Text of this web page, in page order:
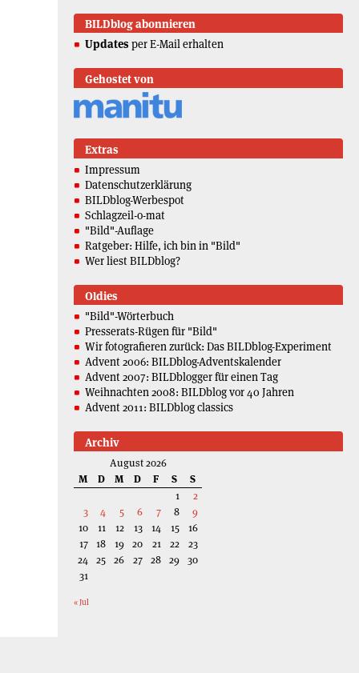
BILDblog abonnieren
Updates per E-Mail erhalten
Gehostet von
Extras
Impressum
Datenschutzerklärung
BILDblog-Werbespot
Schlagzeil-o-mat
"Bild"-Auflage
Ratgeber: Hilfe, ich bin in "Bild"
Wer liest BILDblog?
Oldies
"Bild"-Wörterbuch
Presserats-Rügen für "Bild"
Wir fotografieren zurück: Das BILDblog-Experiment
Advent 2006: BILDblog-Adventskalender
Advent 2007: BILDblogger für einen Tag
Weihnachten 2008: BILDblog vor 40 Jahren
Advent 2011: BILDblog classics
Archiv
August 2026
M
D M D F S
S
1
2
3
4 5 6 7 8
9
10
11 12 13 14 15
16
17 18 19 20 21 22
23
24 25 26 27 28 29 30
31
« Jul